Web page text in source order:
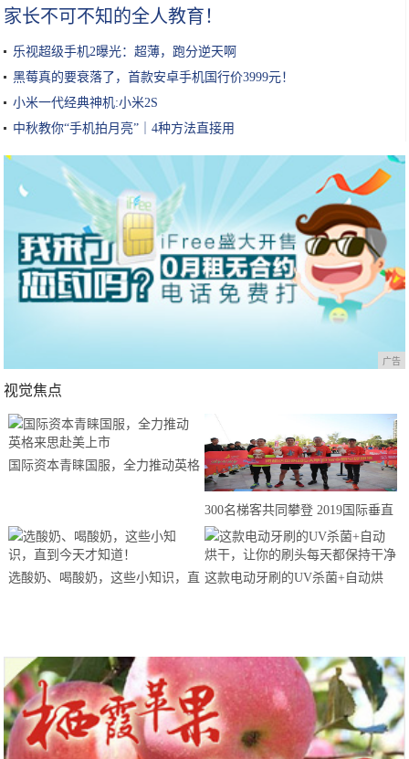
家长不可不知的全人教育！
乐视超级手机2曝光：超薄，跑分逆天啊
黑莓真的要衰落了，首款安卓手机国行价3999元！
小米一代经典神机:小米2S
中秋教你“手机拍月亮”｜4种方法直接用
广告
视觉焦点
国际资本青睐国服，全力推动英格
300名梯客共同攀登 2019国际垂直
马拉松超级精英赛顺德海骏达中心
站欢乐开跑
选酸奶、喝酸奶，这些小知识，直 这款电动牙刷的UV杀菌+自动烘